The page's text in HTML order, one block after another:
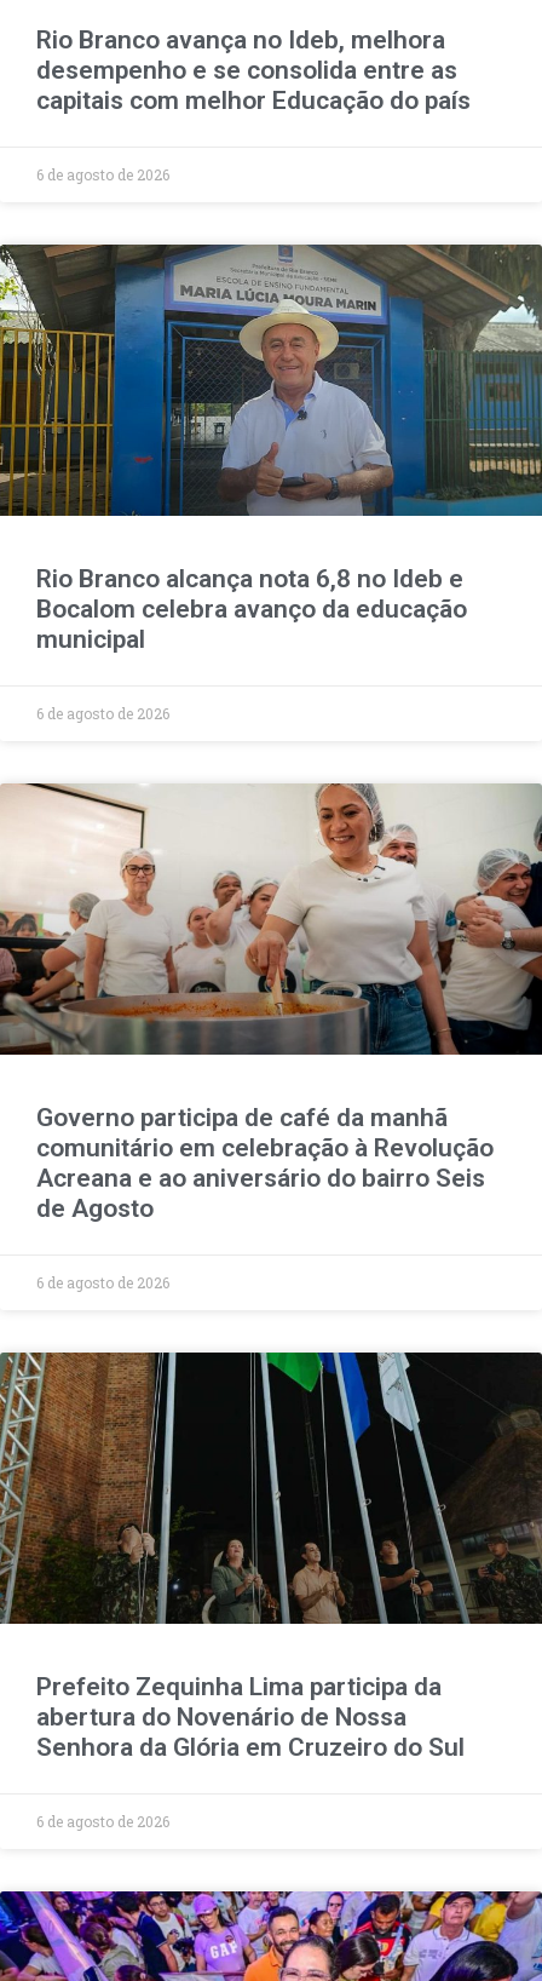
Rio Branco avança no Ideb, melhora
desempenho e se consolida entre as
capitais com melhor Educação do país
6 de agosto de 2026
Rio Branco alcança nota 6,8 no Ideb e
Bocalom celebra avanço da educação
municipal
6 de agosto de 2026
Governo participa de café da manhã
comunitário em celebração à Revolução
Acreana e ao aniversário do bairro Seis
de Agosto
6 de agosto de 2026
Prefeito Zequinha Lima participa da
abertura do Novenário de Nossa
Senhora da Glória em Cruzeiro do Sul
6 de agosto de 2026